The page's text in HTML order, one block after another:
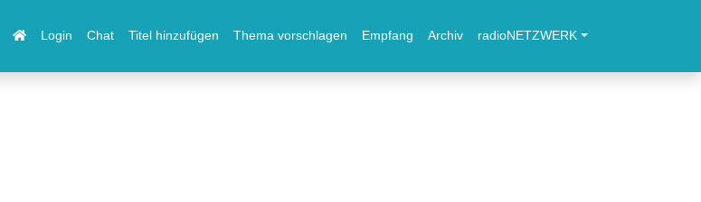
Login Chat Titel hinzufügen Thema vorschlagen Empfang Archiv radioNETZWERK